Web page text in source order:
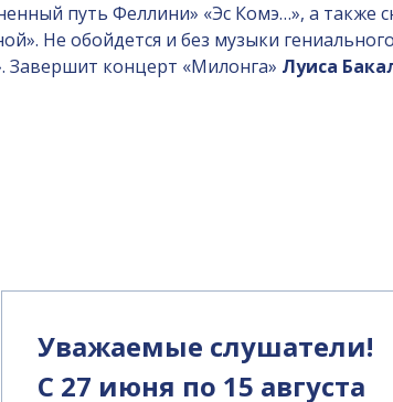
путь Феллини» «Эс Комэ…», а также
Не обойдется и без музыки гениального
Завершит концерт «Милонга» Луиса
Уважаемые слушатели!
С 27 июня по 15 августа